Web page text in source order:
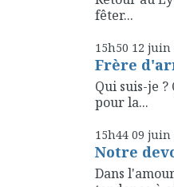
fêter...
15h50 12 juin
Frère
Qui suis-je
pour la...
15h44 09 juin
Notre
Dans